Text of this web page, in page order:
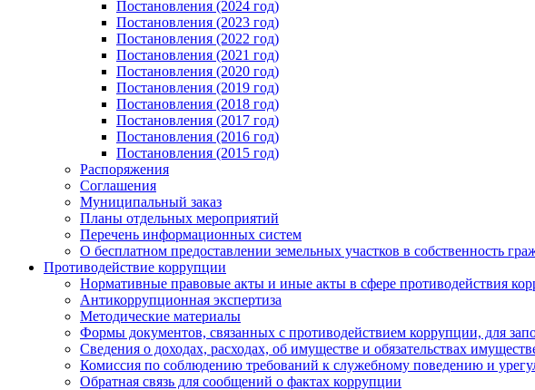
Постановления (2024 год)
Постановления (2023 год)
Постановления (2022 год)
Постановления (2021 год)
Постановления (2020 год)
Постановления (2019 год)
Постановления (2018 год)
Постановления (2017 год)
Постановления (2016 год)
Постановления (2015 год)
Распоряжения
Соглашения
Муниципальный заказ
Планы отдельных мероприятий
Перечень информационных систем
О бесплатном предоставлении земельных участков в собственность
Противодействие коррупции
Нормативные правовые акты и иные акты в сфере противодействия
Антикоррупционная экспертиза
Методические материалы
Формы документов, связанных с противодействием коррупции, для
Сведения о доходах, расходах, об имуществе и обязательствах
Комиссия по соблюдению требований к служебному поведению и
Обратная связь для сообщений о фактах коррупции